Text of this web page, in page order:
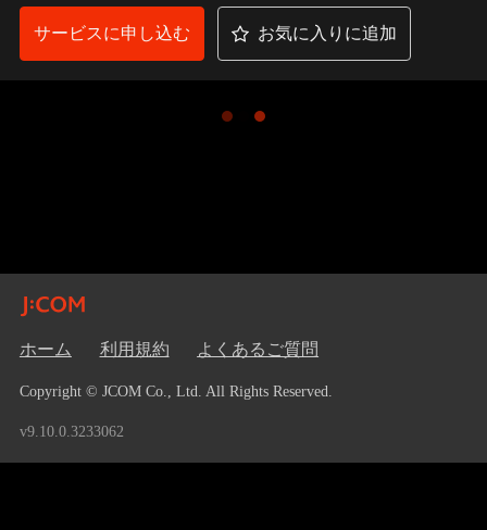
サービスに申し込む お気に入りに追加
ホーム 利用規約 よくあるご質問
Copyright © JCOM Co., Ltd. All Rights Reserved.
v9.10.0.3233062